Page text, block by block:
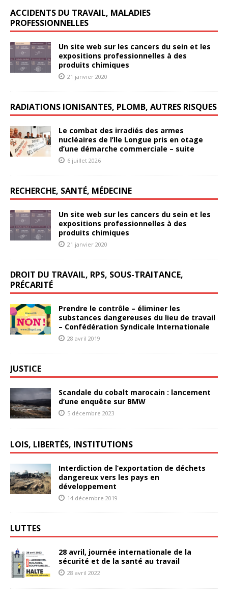
ACCIDENTS DU TRAVAIL, MALADIES
PROFESSIONNELLES
Un site web sur les cancers du sein et les
expositions professionnelles à des
produits chimiques
21 janvier 2020
RADIATIONS IONISANTES, PLOMB, AUTRES RISQUES
Le combat des irradiés des armes
nucléaires de l’Ile Longue pris en otage
d’une démarche commerciale – suite
6 juillet 2026
RECHERCHE, SANTÉ, MÉDECINE
Un site web sur les cancers du sein et les
expositions professionnelles à des
produits chimiques
21 janvier 2020
DROIT DU TRAVAIL, RPS, SOUS-TRAITANCE,
PRÉCARITÉ
Prendre le contrôle – éliminer les
substances dangereuses du lieu de travail
– Confédération Syndicale Internationale
28 avril 2019
JUSTICE
Scandale du cobalt marocain : lancement
d’une enquête sur BMW
5 décembre 2023
LOIS, LIBERTÉS, INSTITUTIONS
Interdiction de l’exportation de déchets
dangereux vers les pays en
développement
14 décembre 2019
LUTTES
28 avril, journée internationale de la
sécurité et de la santé au travail
28 avril 2022